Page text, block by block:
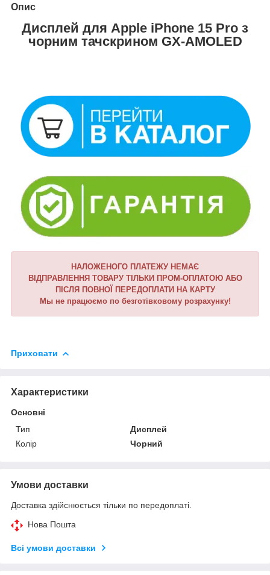
Опис
Дисплей для Apple iPhone 15 Pro з
чорним тачскрином GX-AMOLED
НАЛОЖЕНОГО ПЛАТЕЖУ НЕМАЄ
ВІДПРАВЛЕННЯ ТОВАРУ ТІЛЬКИ ПРОМ-ОПЛАТОЮ АБО
ПІСЛЯ ПОВНОЇ ПЕРЕДОПЛАТИ НА КАРТУ
Мы не працюємо по безготівковому розрахунку!
Приховати
Характеристики
Основні
Тип
Дисплей
Колір
Чорний
Умови доставки
Доставка здійснюється тільки по передоплаті.
Нова Пошта
Всі умови доставки